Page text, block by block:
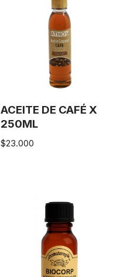
ACEITE DE CAFÉ X
250ML
$23.000